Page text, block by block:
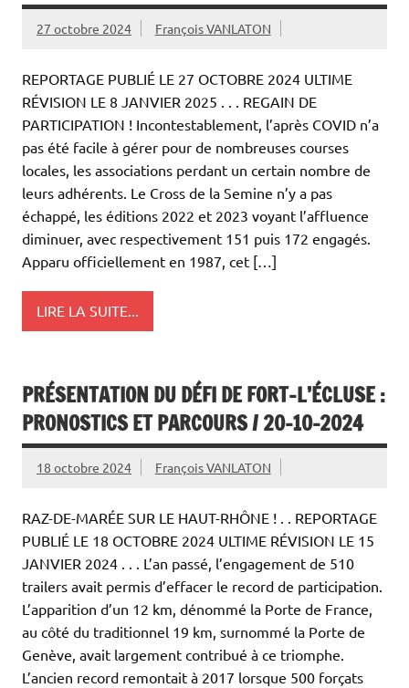
27 octobre 2024 François VANLATON
REPORTAGE PUBLIÉ LE 27 OCTOBRE 2024 ULTIME
RÉVISION LE 8 JANVIER 2025 . . . REGAIN DE
PARTICIPATION ! Incontestablement, l’après COVID n’a
pas été facile à gérer pour de nombreuses courses
locales, les associations perdant un certain nombre de
leurs adhérents. Le Cross de la Semine n’y a pas
échappé, les éditions 2022 et 2023 voyant l’affluence
diminuer, avec respectivement 151 puis 172 engagés.
Apparu officiellement en 1987, cet […]
LIRE LA SUITE...
PRÉSENTATION DU DÉFI DE FORT-L’ÉCLUSE :
PRONOSTICS ET PARCOURS / 20-10-2024
18 octobre 2024 François VANLATON
RAZ-DE-MARÉE SUR LE HAUT-RHÔNE ! . . REPORTAGE
PUBLIÉ LE 18 OCTOBRE 2024 ULTIME RÉVISION LE 15
JANVIER 2024 . . . L’an passé, l’engagement de 510
trailers avait permis d’effacer le record de participation.
L’apparition d’un 12 km, dénommé la Porte de France,
au côté du traditionnel 19 km, surnommé la Porte de
Genève, avait largement contribué à ce triomphe.
L’ancien record remontait à 2017 lorsque 500 forçats